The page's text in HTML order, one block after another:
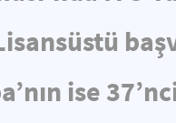
ise